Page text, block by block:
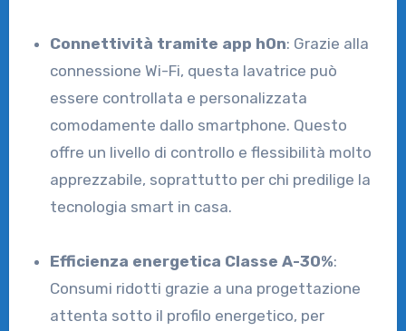
Connettività tramite app hOn: Grazie alla
connessione Wi-Fi, questa lavatrice può
essere controllata e personalizzata
comodamente dallo smartphone. Questo
offre un livello di controllo e flessibilità molto
apprezzabile, soprattutto per chi predilige la
tecnologia smart in casa.
Efficienza energetica Classe A-30%:
Consumi ridotti grazie a una progettazione
attenta sotto il profilo energetico, per